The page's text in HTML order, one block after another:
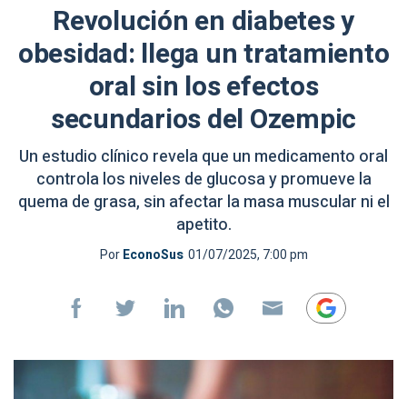
Revolución en diabetes y
obesidad: llega un tratamiento
oral sin los efectos
secundarios del Ozempic
Un estudio clínico revela que un medicamento oral
controla los niveles de glucosa y promueve la
quema de grasa, sin afectar la masa muscular ni el
apetito.
PorEconoSus 01/07/2025, 7:00 pm